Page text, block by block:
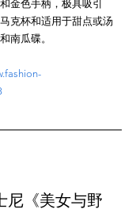
金色手柄，极具吸引
克杯和适用于甜点或汤
尼《美女与野